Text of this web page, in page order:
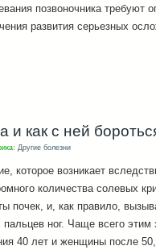
позвоночника требуют
развития серьезных
и как с ней
Другие болезни
которое возникает
количества солевых
почек, и, как правило,
ног. Чаще всего
40 лет и женщины после